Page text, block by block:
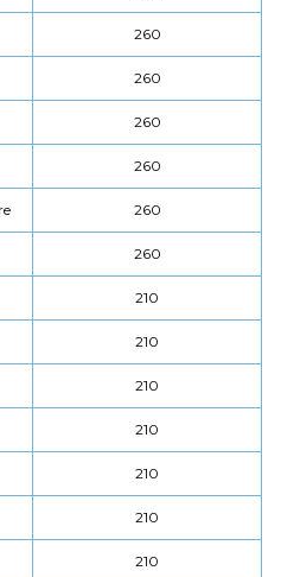
260
260
260
260
260
260
210
210
210
210
210
210
210